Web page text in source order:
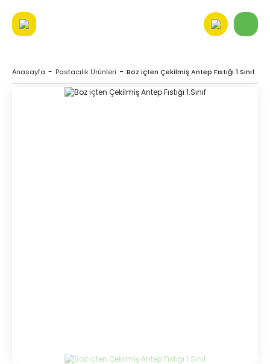
Anasayfa Pastacılık Ürünleri Boz içten Çekilmiş Antep Fıstığı 1.Sınıf